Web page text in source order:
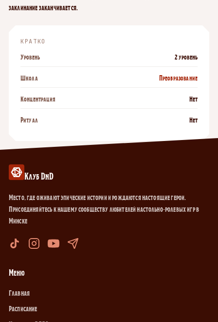
заклинание заканчивается.
КРАТКО
Уровень 2 уровень
Школа Преобразование
Концентрация Нет
Ритуал Нет
Клуб DnD
Место, где оживают эпические истории и рождаются настоящие герои.
Присоединяйтесь к нашему сообществу любителей настольно-ролевых игр в
Минске
Меню
Главная
Расписание